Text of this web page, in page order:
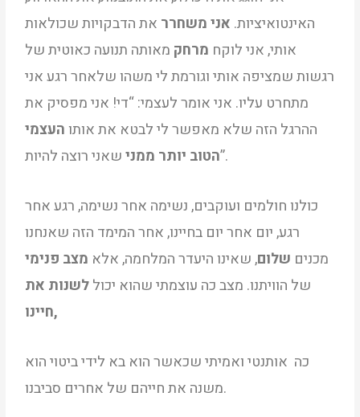
האינטואיציות. אני משחרר את הדבקויות שכולאות
אותי, אני לוקח מרחק מאותה תנועה כאוטית של
רגשות שמציפה אותי וגורמת לי משהו שלאחר רגע אני
מתחרט עליו. אני אומר לעצמי: “די! אני מפסיק את
ההרגל הזה שלא מאפשר לי לבטא את אותוהעצמי
הטוב יותר ממנישאני רוצה להיות”.
כולנו חולמים ועוקבים, נשימה אחר נשימה, רגע אחר
רגע, יום אחר יום בחיינו, אחר המימד הזה שאנחנו
מכנים שלום, שאינו היעדר המלחמה, אלא מצב פנימי
של הוויתנו. מצב כה עוצמתי שהוא יכוללשנות את
חיינו,
כה אותנטי ואמיתי שכאשר הוא בא לידי ביטוי הוא
משנה את חייהם של אחרים סביבנו.